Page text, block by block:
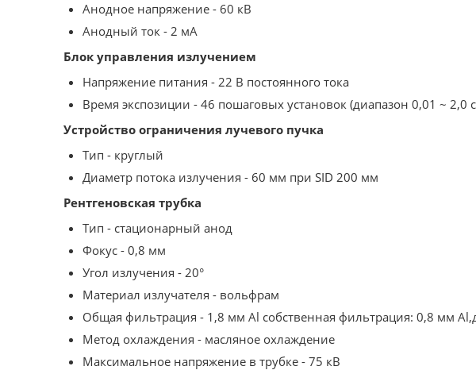
Анодное напряжение - 60 кВ
Анодный ток - 2 мА
Блок управления излучением
Напряжение питания - 22 В постоянного тока
Время экспозиции - 46 пошаговых установок (диапазон 0,01 ~ 2,0
Устройство ограничения лучевого пучка
Тип - круглый
Диаметр потока излучения - 60 мм при SID 200 мм
Рентгеновская трубка
Тип - стационарный анод
Фокус - 0,8 мм
Угол излучения - 20°
Материал излучателя - вольфрам
Общая фильтрация - 1,8 мм Аl собственная фильтрация: 0,8 мм
Метод охлаждения - масляное охлаждение
Максимальное напряжение в трубке - 75 кВ